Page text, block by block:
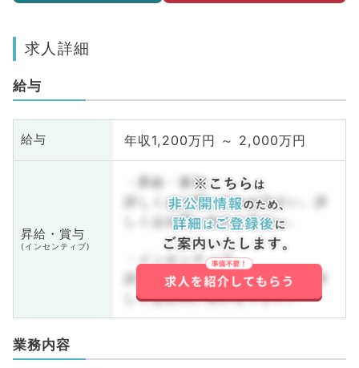
求人詳細
給与
給与 年収1,200万円 ～ 2,000万円
昇給・賞与
(インセンティブ)
・昇給・賞与
詳しくはお問い合わせ下さい。詳
しくはお問い合わせ下さい。
・インセンティブ
詳しくはお問い合わせ下さい。詳
しくはお問い合わせ下さい。
業務内容